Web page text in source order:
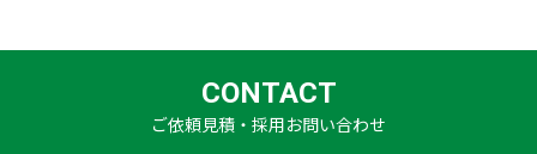
CONTACT
ご依頼見積・採用お問い合わせ